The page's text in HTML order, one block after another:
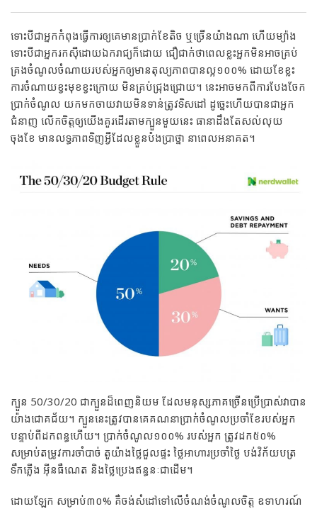
ទោះបីជាអ្នកកំពុងធ្វើការឲ្យគេមានប្រាក់ខែតិច ឬច្រើនយ៉ាងណា ហើយម្យ៉ាង
ទោះបីជាអ្នករកស៊ីដោយឯករាជ្យក៏ដោយ ជឿជាក់ថាពេលខ្លះអ្នកមិនអាចគ្រប់
គ្រងចំណូលចំណាយរបស់អ្នកឲ្យមានតុល្យភាពបានល្អ១០០% ដោយខែខ្លះ
ការចំណាយខ្វះមុខខ្វះក្រោយ មិនគ្រប់ជ្រុងជ្រោយ។ នេះអាចមកពីការបែងចែក
ប្រាក់ចំណូល យកមកចាយវាយមិនទាន់ត្រូវទិសដៅ ដូច្នេះហើយបានជាអ្នក
ជំនាញ លើកចិត្តឲ្យយើងគួរដើរតាមក្បួនមួយនេះ ធានាដឹងតែសល់លុយ
ចុងខែ មានលទ្ធភាពទិញអ្វីដែលខ្លួនប៉ងប្រាថ្នា នាពេលអនាគត។
ក្បួន 50/30/20 ជាក្បួនដ៏ពេញនិយម ដែលមនុស្សភាគច្រើនប្រើប្រាស់វាបាន
យ៉ាងជោគជ័យ។ ក្បួននេះត្រូវបានគេគណនាប្រាក់ចំណូលប្រចាំខែរបស់អ្នក
បន្ទាប់ពីដកពន្ធហើយ។ ប្រាក់ចំណូល១០០% របស់អ្នក ត្រូវដក៥០%
សម្រាប់តម្រូវការចាំបាច់ តួយ៉ាងថ្លៃជួលផ្ទះ ថ្លៃអាហារប្រចាំថ្ងៃ បង់វិក័យបត្រ
ទឹកភ្លើង អ៊ីនធឺណេត និងថ្លៃប្រេងឥន្ធនៈជាដើម។
ដោយឡែក សម្រាប់៣០% គឺចង់សំដៅទៅលើចំណង់ចំណូលចិត្ត ឧទាហរណ៍